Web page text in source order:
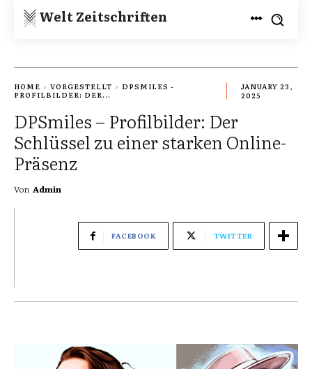
Welt Zeitschriften
HOME VORGESTELLT
DPSMILES -
PROFILBILDER: DER...
JANUARY 23,
2025
DPSmiles – Profilbilder: Der
Schlüssel zu einer starken Online-
Präsenz
Von Admin
FACEBOOK TWITTER